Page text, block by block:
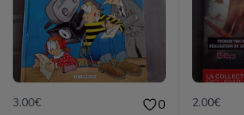
3.00€ 0 2.00€